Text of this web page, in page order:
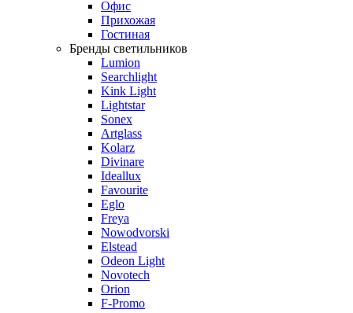
Офис
Прихожая
Гостиная
Бренды светильников
Lumion
Searchlight
Kink Light
Lightstar
Sonex
Artglass
Kolarz
Divinare
Ideallux
Favourite
Eglo
Freya
Nowodvorski
Elstead
Odeon Light
Novotech
Orion
F-Promo